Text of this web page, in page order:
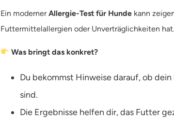
Ein modernerAllergie-Test für Hunde kann
Futtermittelallergien oder Unverträglichkeiten hat.
Was bringt das konkret?
Du bekommst Hinweise darauf, ob
sind.
Die Ergebnisse helfen dir, das Futter